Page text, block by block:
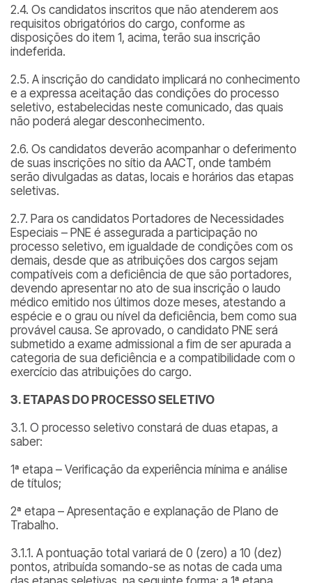
2.4. Os candidatos inscritos que não atenderem aos
requisitos obrigatórios do cargo, conforme as
disposições do item 1, acima, terão sua inscrição
indeferida.
2.5. A inscrição do candidato implicará no conhecimento
e a expressa aceitação das condições do processo
seletivo, estabelecidas neste comunicado, das quais
não poderá alegar desconhecimento.
2.6. Os candidatos deverão acompanhar o deferimento
de suas inscrições no sítio da AACT, onde também
serão divulgadas as datas, locais e horários das etapas
seletivas.
2.7. Para os candidatos Portadores de Necessidades
Especiais – PNE é assegurada a participação no
processo seletivo, em igualdade de condições com os
demais, desde que as atribuições dos cargos sejam
compatíveis com a deficiência de que são portadores,
devendo apresentar no ato de sua inscrição o laudo
médico emitido nos últimos doze meses, atestando a
espécie e o grau ou nível da deficiência, bem como sua
provável causa. Se aprovado, o candidato PNE será
submetido a exame admissional a fim de ser apurada a
categoria de sua deficiência e a compatibilidade com o
exercício das atribuições do cargo.
3. ETAPAS DO PROCESSO SELETIVO
3.1. O processo seletivo constará de duas etapas, a
saber:
1ª etapa – Verificação da experiência mínima e análise
de títulos;
2ª etapa – Apresentação e explanação de Plano de
Trabalho.
3.1.1. A pontuação total variará de 0 (zero) a 10 (dez)
pontos, atribuída somando-se as notas de cada uma